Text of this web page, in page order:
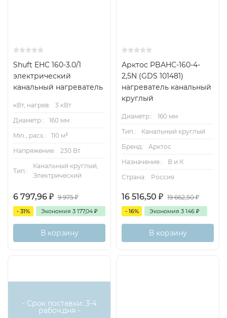
Shuft EHC 160-3.0/1
электрический
канальный нагреватель
кВт, нагрев:
3 кВт
Диаметр.:
160 мм
Min., расх.:
110 м³
Напряжение:
230 Вт
Тип.:
Канальный круглый,
Электрический
6 797,96 ₽ 9 975₽
- 31% Экономия 3 177,04 ₽
В корзину
Арктос PBAHC-160-4-
2,5N (GDS 101481)
нагреватель канальный
круглый
Диаметр.:
160 мм
Тип.:
Канальный круглый
Бренд:
Арктос
Назначение.:
В и К
Страна:
Россия
16 516,50 ₽ 19 662,50₽
- 16% Экономия 3 146 ₽
В корзину
аналог
- Срок поставки: 3-4
рабоч.дня -